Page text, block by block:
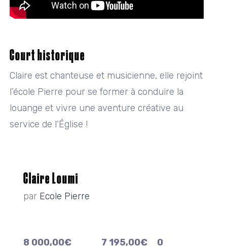
Court historique
Claire est chanteuse et musicienne, elle rejoint
l’école Pierre pour se former à conduire la
louange et vivre une aventure créative au
service de l’Église !
Claire Loumi
par Ecole Pierre
8 000,00€ 7 195,00€ 0